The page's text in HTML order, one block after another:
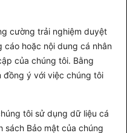
cường trải nghiệm duyệt
hoặc nội dung cá nhân
của chúng tôi. Bằng
đồng ý với việc chúng tôi
tôi sử dụng dữ liệu cá
sách Bảo mật của chúng
Kiet,
Hoan Kiem